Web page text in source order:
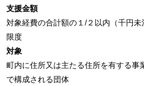
支援金額
対象経費の合計額の１/２以内（千円
限度
対象
町内に住所又は主たる住所を有する事
で構成される団体